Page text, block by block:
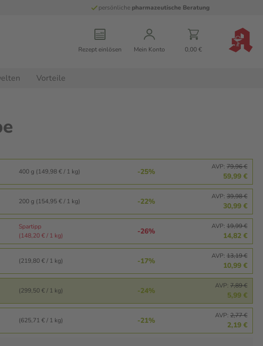
persönliche pharmazeutische Beratung
Rezept einlösen Mein Konto 0,00 €
Vorteile
400 g (149,98 € / 1 kg) -25%
AVP: 79,96 €
59,99 €
200 g (154,95 € / 1 kg) -22%
AVP: 39,98 €
30,99 €
Spartipp
(148,20 € / 1 kg)
-26%
AVP: 19,99 €
14,82 €
(219,80 € / 1 kg) -17%
AVP: 13,19 €
10,99 €
(299,50 € / 1 kg) -24%
AVP: 7,89 €
5,99 €
(625,71 € / 1 kg) -21%
AVP: 2,77 €
2,19 €